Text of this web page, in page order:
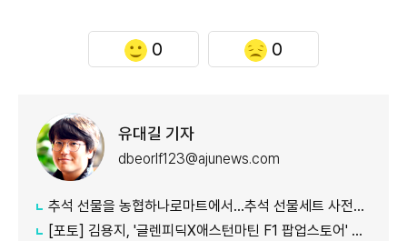
0 0
유대길 기자
dbeorlf123@ajunews.com
추석 선물을 농협하나로마트에서…추석 선물세트 사전예약 실시
[포토] 김용지, '글렌피딕X애스턴마틴 F1 팝업스토어' 포토콜 참석